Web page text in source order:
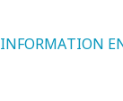
INFORMATION